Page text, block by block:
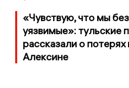
«Чувствую, что мы
уязвимые»: тульские
рассказали о
Алексине